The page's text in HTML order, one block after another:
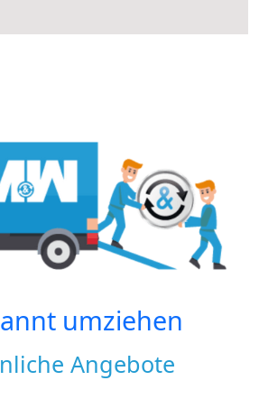
umziehen
Angebote